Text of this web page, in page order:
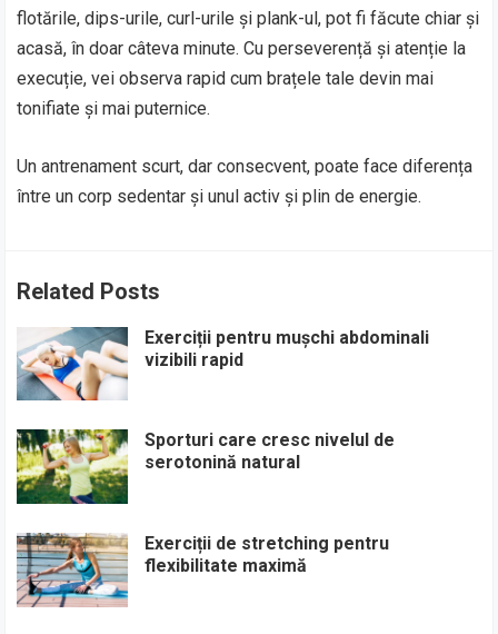
flotările, dips-urile, curl-urile și plank-ul, pot fi făcute chiar și
acasă, în doar câteva minute. Cu perseverență și atenție la
execuție, vei observa rapid cum brațele tale devin mai
tonifiate și mai puternice.
Un antrenament scurt, dar consecvent, poate face diferența
între un corp sedentar și unul activ și plin de energie.
Related Posts
Exerciții pentru mușchi abdominali
vizibili rapid
Sporturi care cresc nivelul de
serotonină natural
Exerciții de stretching pentru
flexibilitate maximă